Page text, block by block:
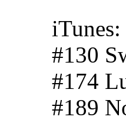
iTunes:
#130
#174
#189